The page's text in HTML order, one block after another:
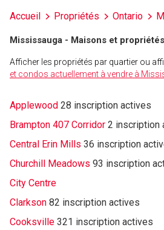
Accueil Propriétés Ontario
Mississauga - Maisons et
Afficher les propriétés par quartier ou
et condos actuellement à vendre à
Applewood 28 inscription actives
Brampton 407 Corridor 2 inscription
Central Erin Mills 36 inscription
Churchill Meadows 93 inscription
City Centre
Clarkson 82 inscription actives
Cooksville 321 inscription actives